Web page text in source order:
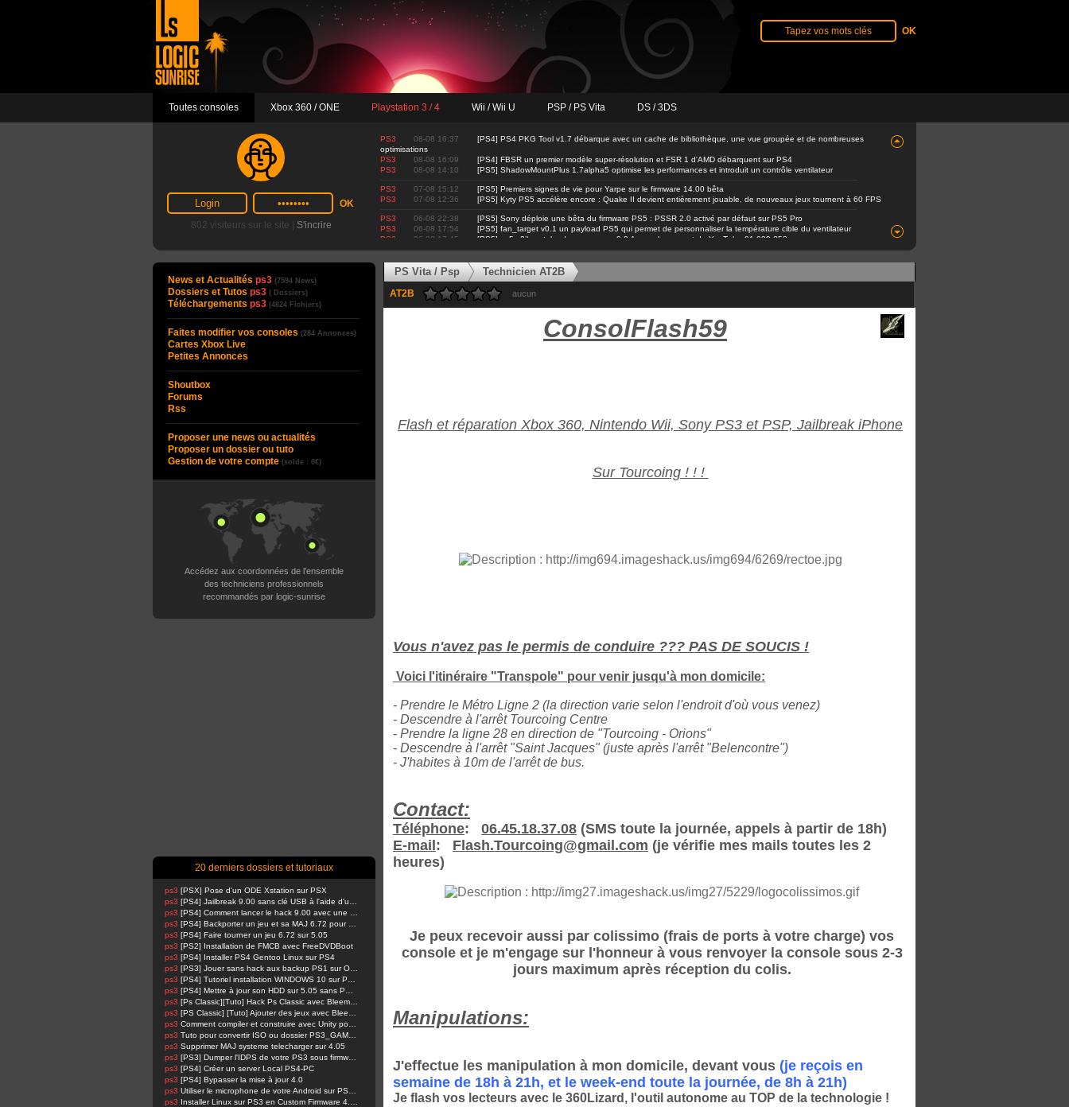
Toutes consoles Xbox 360 / ONE Playstation 3 / 4 Wii / Wii U PSP / PS Vita DS / 3DS
802 visiteurs sur le site | S'incrire
PS3 08-08 16:37
[PS4] PS4 PKG Tool v1.7 débarque avec un cache de bibliothèque, une vue groupée et de nombreuses
optimisations
PS3
08-08 16:09
[PS4] FBSR un premier modèle super-résolution et FSR 1 d'AMD débarquent sur PS4
PS3
08-08 14:10 [PS5] ShadowMountPlus 1.7alpha5 optimise les performances et introduit un contrôle ventilateur
PS3 07-08 15:12
[PS5] Premiers signes de vie pour Yarpe sur le firmware 14.00 bêta
PS3
07-08 12:36 [PS5] Kyty PS5 accélère encore : Quake II devient entièrement jouable, de nouveaux jeux tournent à 60 FPS
PS3 06-08 22:38
[PS5] Sony déploie une bêta du firmware PS5 : PSSR 2.0 activé par défaut sur PS5 Pro
PS3
06-08 17:54
[PS5] fan_target v0.1 un payload PS5 qui permet de personnaliser la température cible du ventilateur
PS3
06-08 17:45 [PS5] ps5-y2jb-autoloader passe en v0.9.1 avec le support de YouTube 01.009.253
News et Actualités ps3 (7594 News)
Dossiers et Tutos ps3 ( Dossiers)
Téléchargements ps3 (4824 Fichiers)
Faites modifier vos consoles (284 Annonces)
Cartes Xbox Live
Petites Annonces
Shoutbox
Forums
Rss
Proposer une news ou actualités
Proposer un dossier ou tuto
Gestion de votre compte (solde : 0€)
Accédez aux coordonnées de l’ensemble
des techniciens professionnels
recommandés par logic-sunrise
20 derniers dossiers et tutoriaux
ps3 [PSX] Pose d'un ODE Xstation sur PSX
ps3
ps3
ps3
ps3 [PS4] Faire tourner un jeu 6.72 sur 5.05
ps3 [PS2] Installation de FMCB avec FreeDVDBoot
ps3 [PS4] Installer PS4 Gentoo Linux sur PS4
ps3
ps3
ps3
ps3
ps3
ps3
ps3
ps3 Supprimer MAJ systeme telecharger sur 4.05
ps3
ps3 [PS4] Créer un server Local PS4-PC
ps3 [PS4] Bypasser la mise à jour 4.0
ps3
ps3
PS Vita / Psp Technicien AT2B
AT2B aucun
ConsolFlash59
Flash et réparation Xbox 360, Nintendo Wii, Sony PS3 et PSP, Jailbreak iPhone
Sur Tourcoing ! ! !
Vous n'avez pas le permis de conduire ??? PAS DE SOUCIS !
Voici l'itinéraire "Transpole" pour venir jusqu'à mon domicile:
- Prendre le Métro Ligne 2 (la direction varie selon l'endroit d'où vous venez)
- Descendre à l'arrêt Tourcoing Centre
- Prendre la ligne 28 en direction de "Tourcoing - Orions"
- Descendre à l'arrêt "Saint Jacques" (juste après l'arrêt "Belencontre")
- J'habites à 10m de l'arrêt de bus.
Contact:
Téléphone: 06.45.18.37.08 (SMS toute la journée, appels à partir de 18h)
E-mail : Flash.Tourcoing@gmail.com (je vérifie mes mails toutes les 2
heures)
Je peux recevoir aussi par colissimo (frais de ports à votre charge) vos
console et je m'engage sur l'honneur à vous renvoyer la console sous 2-3
jours maximum après réception du colis.
Manipulations:
J'effectue les manipulation à mon domicile, devant vous (je reçois en
semaine de 18h à 21h, et le week-end toute la journée, de 8h à 21h)
Je flash vos lecteurs avec le 360Lizard, l'outil autonome au TOP de la technologie !